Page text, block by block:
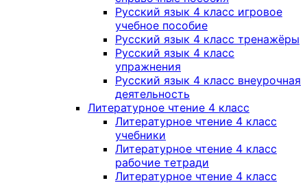
Русский язык 4 класс игровое
учебное пособие
Русский язык 4 класс тренажёры
Русский язык 4 класс
упражнения
Русский язык 4 класс внеурочная
деятельность
Литературное чтение 4 класс
Литературное чтение 4 класс
учебники
Литературное чтение 4 класс
рабочие тетради
Литературное чтение 4 класс